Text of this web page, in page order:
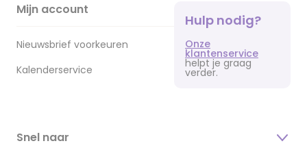
Mijn account
Nieuwsbrief voorkeuren
Kalenderservice
Hulp nodig?
Onze
klantenservice
helpt je graag
verder.
Snel naar